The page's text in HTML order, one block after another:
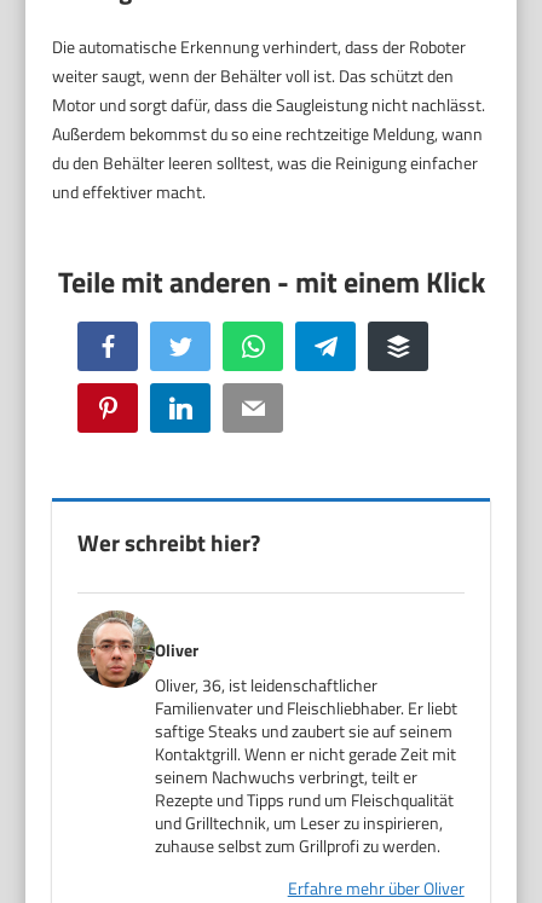
Die automatische Erkennung verhindert, dass der Roboter
weiter saugt, wenn der Behälter voll ist. Das schützt den
Motor und sorgt dafür, dass die Saugleistung nicht nachlässt.
Außerdem bekommst du so eine rechtzeitige Meldung, wann
du den Behälter leeren solltest, was die Reinigung einfacher
und effektiver macht.
Facebook Twitter WhatsApp Telegram Buffer
Pinterest LinkedIn Email
Wer schreibt hier?
Oliver
Oliver, 36, ist leidenschaftlicher
Familienvater und Fleischliebhaber. Er liebt
saftige Steaks und zaubert sie auf seinem
Kontaktgrill. Wenn er nicht gerade Zeit mit
seinem Nachwuchs verbringt, teilt er
Rezepte und Tipps rund um Fleischqualität
und Grilltechnik, um Leser zu inspirieren,
zuhause selbst zum Grillprofi zu werden.
Erfahre mehr über Oliver